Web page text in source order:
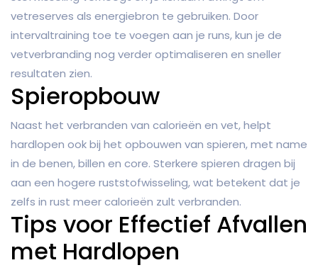
vetreserves als energiebron te gebruiken. Door
intervaltraining toe te voegen aan je runs, kun je de
vetverbranding nog verder optimaliseren en sneller
resultaten zien.
Spieropbouw
Naast het verbranden van calorieën en vet, helpt
hardlopen ook bij het opbouwen van spieren, met name
in de benen, billen en core. Sterkere spieren dragen bij
aan een hogere ruststofwisseling, wat betekent dat je
zelfs in rust meer calorieën zult verbranden.
Tips voor Effectief Afvallen
met Hardlopen